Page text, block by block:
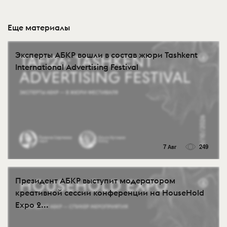
Еще материалы
Эксперты АБКР вошли в состав жюри Tashkent
International Advertising Festival
7 Авг 249
Президент АБКР выступит модератором
креативной сессии конференции на HouseHold
Expo 2...